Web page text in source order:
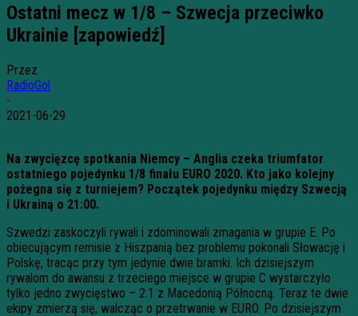
Ostatni mecz w 1/8 – Szwecja przeciwko
Ukrainie [zapowiedź]
Przez
RadioGol
-
2021-06-29
Na zwycięzcę spotkania Niemcy – Anglia czeka triumfator
ostatniego pojedynku 1/8 finału EURO 2020. Kto jako kolejny
pożegna się z turniejem? Początek pojedynku między Szwecją
i Ukrainą o 21:00.
Szwedzi zaskoczyli rywali i zdominowali zmagania w grupie E. Po
obiecującym remisie z Hiszpanią bez problemu pokonali Słowację i
Polskę, tracąc przy tym jedynie dwie bramki. Ich dzisiejszym
rywalom do awansu z trzeciego miejsce w grupie C wystarczyło
tylko jedno zwycięstwo – 2:1 z Macedonią Północną. Teraz te dwie
ekipy zmierzą się, walcząc o przetrwanie w EURO. Po dzisiejszym